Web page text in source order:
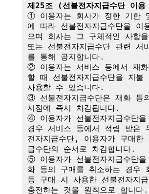
제25조 (선불전자지급수단 이
① 이용자는 회사가 정한 기한
에 따라 선불전자지급수단을 이
으며 회사는 그 구체적인 사항
또는 선불전자지급수단 관련 서
를 통해 공지합니다.
② 이용자는 서비스 등에서 재
할 때 선불전자지급수단을 지불
사용할 수 있습니다.
③ 선불전자지급수단은 재화 등
시점에 즉시 차감됩니다.
④ 이용자가 선불전자지급수단을
경우 서비스 등에서 적립 받은
전자지급수단, 이용자가 구매한
급수단의 순서로 차감합니다.
⑤ 이용자가 선불전자지급수단
화 등의 구매를 취소하는 경우
등 구매 시 사용한 선불전자지
충전하는 것을 원칙으로 합니다.